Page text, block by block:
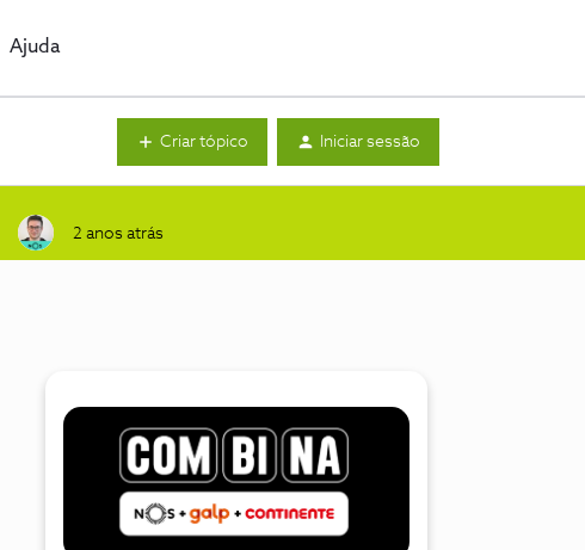
Ajuda
Criar tópico Iniciar sessão
2 anos atrás